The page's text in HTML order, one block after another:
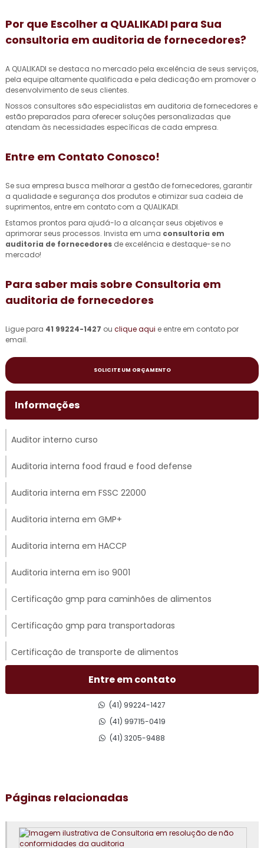
Por que Escolher a QUALIKADI para Sua
consultoria em auditoria de fornecedores?
A QUALIKADI se destaca no mercado pela excelência de seus serviços,
pela equipe altamente qualificada e pela dedicação em promover o
desenvolvimento de seus clientes.
Nossos consultores são especialistas em auditoria de fornecedores e
estão preparados para oferecer soluções personalizadas que
atendam às necessidades específicas de cada empresa.
Entre em Contato Conosco!
Se sua empresa busca melhorar a gestão de fornecedores, garantir
a qualidade e segurança dos produtos e otimizar sua cadeia de
suprimentos, entre em contato com a QUALIKADI.
Estamos prontos para ajudá-lo a alcançar seus objetivos e
aprimorar seus processos. Invista em uma consultoria em
auditoria de fornecedores de excelência e destaque-se no
mercado!
Para saber mais sobre Consultoria em
auditoria de fornecedores
Ligue para 41 99224-1427 ou clique aqui e entre em contato por
email.
SOLICITE UM ORÇAMENTO
Informações
Auditor interno curso
Auditoria interna food fraud e food defense
Auditoria interna em FSSC 22000
Auditoria interna em GMP+
Auditoria interna em HACCP
Auditoria interna em iso 9001
Certificação gmp para caminhões de alimentos
Certificação gmp para transportadoras
Certificação de transporte de alimentos
Certificado gmp para transporte rodoviário
Consultoria em acompanhamento de auditoria externa
Consultoria em adequação para acreditação na iso 17025
organizacional
Entre em contato
(41) 99224-1427
(41) 99715-0419
(41) 3205-9488
Páginas relacionadas